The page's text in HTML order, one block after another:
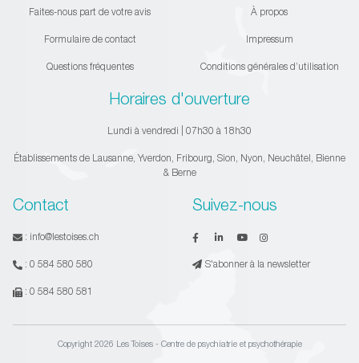
Faites-nous part de votre avis
Formulaire de contact
Questions fréquentes
À propos
Impressum
Conditions générales d’utilisation
Horaires d'ouverture
Lundi à vendredi | 07h30 à 18h30
Établissements de Lausanne, Yverdon, Fribourg, Sion, Nyon, Neuchâtel, Bienne
& Berne
Contact
: info@lestoises.ch
: 0 584 580 580
: 0 584 580 581
Suivez-nous
S'abonner à la newsletter
Copyright 2026 Les Toises - Centre de psychiatrie et psychothérapie